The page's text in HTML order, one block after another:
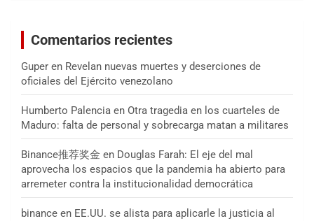
Comentarios recientes
Guper en Revelan nuevas muertes y deserciones de
oficiales del Ejército venezolano
Humberto Palencia en Otra tragedia en los cuarteles de
Maduro: falta de personal y sobrecarga matan a militares
Binance推荐奖金 en Douglas Farah: El eje del mal
aprovecha los espacios que la pandemia ha abierto para
arremeter contra la institucionalidad democrática
binance en EE.UU. se alista para aplicarle la justicia al